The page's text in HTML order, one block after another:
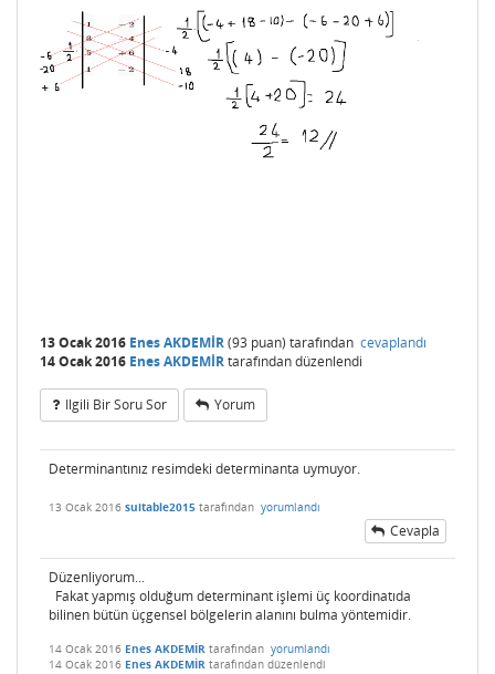
13 Ocak 2016 Enes AKDEMİR(93 puan) tarafından cevaplandı
14 Ocak 2016 Enes AKDEMİRtarafındandüzenlendi
Ilgili Bir Soru Sor Yorum
Determinantınız resimdeki determinanta uymuyor.
13 Ocak 2016 suitable2015 tarafından yorumlandı
Cevapla
Düzenliyorum...
Fakat yapmış olduğum determinant işlemi üç koordinatıda
bilinen bütün üçgensel bölgelerin alanını bulma yöntemidir.
14 Ocak 2016 Enes AKDEMİR tarafından yorumlandı
14 Ocak 2016 Enes AKDEMİR tarafından düzenlendi